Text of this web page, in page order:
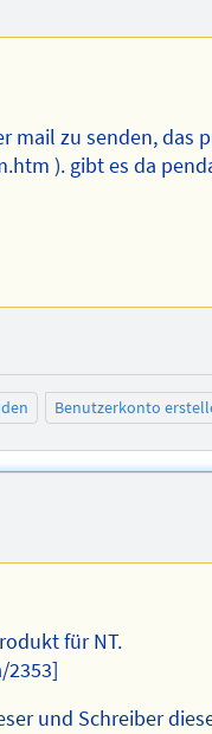
zu senden, das
). gibt es da
Benutzerkonto
für NT.
und Schreiber